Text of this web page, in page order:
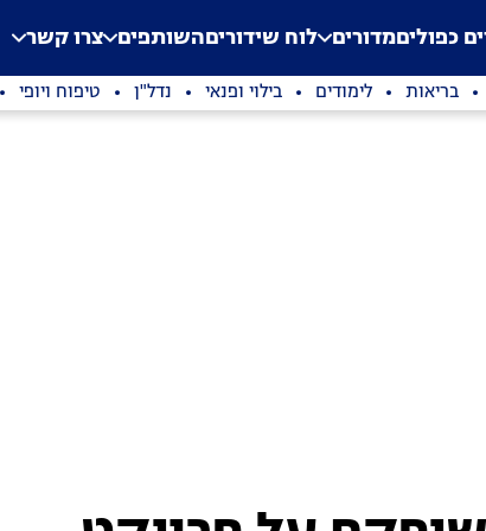
Application error: a
. כפוליםמדורים לוח שידוריםהשותפים צרו קשר
בריאות לימודים בילוי ופנאי נדל"ן טיפוח ויופי